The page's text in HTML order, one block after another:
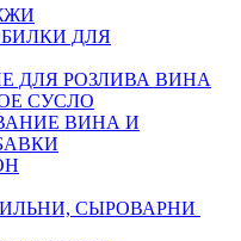
ДЛЯ
ДЛЯ РОЗЛИВА ВИНА
СУСЛО
ВИНА И
СЫРОВАРНИ